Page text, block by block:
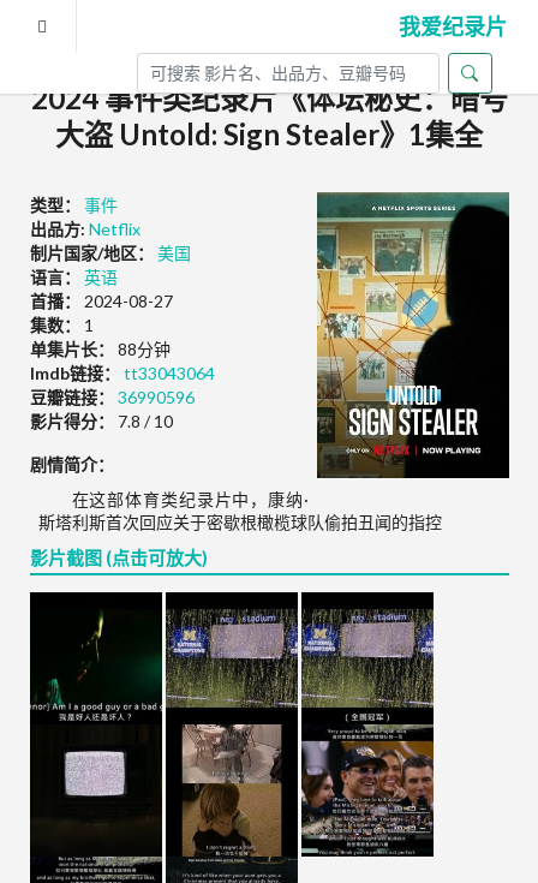
我爱纪录片
2024 事件类纪录片《体坛秘史：暗号
大盗 Untold: Sign Stealer》1集全
类型：
事件
出品方: Netflix
制片国家/地区：
美国
语言：
英语
首播：
2024-08-27
集数：
1
单集片长：
88分钟
Imdb链接：
tt33043064
豆瓣链接：
36990596
影片得分：
7.8 / 10
剧情简介：
在这部体育类纪录片中，康纳·
斯塔利斯首次回应关于密歇根橄榄球队偷拍丑闻的指控
影片截图 (点击可放大)